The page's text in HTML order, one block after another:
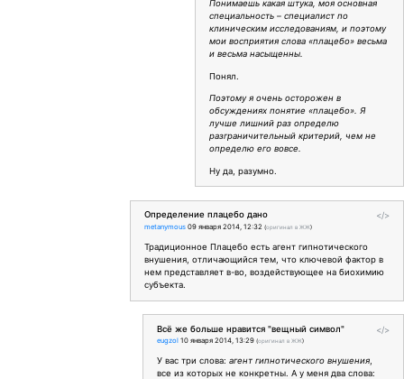
Понимаешь какая штука, моя основная
специальность – специалист по
клиническим исследованиям, и поэтому
мои восприятия слова «плацебо» весьма
и весьма насыщенны.
Понял.
Поэтому я очень осторожен в
обсуждениях понятие «плацебо». Я
лучше лишний раз определю
разграничительный критерий, чем не
определю его вовсе.
Ну да, разумно.
</>
Определение плацебо дано
metanymous 09 января 2014, 12:32 (оригинал в ЖЖ)
Традиционное Плацебо есть агент гипнотического
внушения, отличающийся тем, что ключевой фактор в
нем представляет в-во, воздействующее на биохимию
субъекта.
</>
Всё же больше нравится "вещный символ"
eugzol 10 января 2014, 13:29 (оригинал в ЖЖ)
У вас три слова:агент гипнотического внушения
все из которых не конкретны. А у меня два слова: